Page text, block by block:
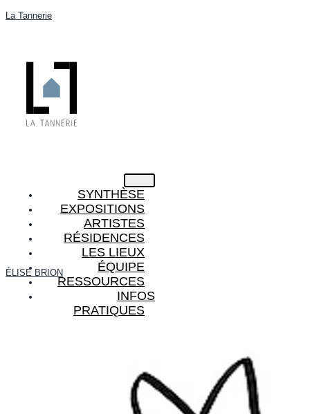
La Tannerie
SYNTHÈSE
EXPOSITIONS
ARTISTES
RÉSIDENCES
LES LIEUX
ÉQUIPE
RESSOURCES
INFOS
PRATIQUES
ÉLISE BRION